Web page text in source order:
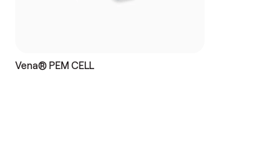
Vena® PEM CELL